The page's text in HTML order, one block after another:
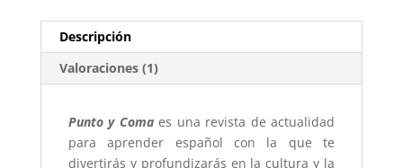
Descripción
Valoraciones (1)
Punto y Comaes una revista de actualidad
para aprender español con la que te
divertirás y profundizarás en la cultura y la